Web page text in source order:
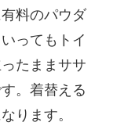
料のパウダ
ってもトイ
たままササ
。着替える
ります。